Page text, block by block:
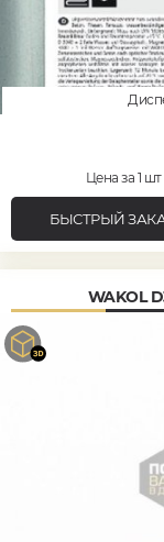
Цена за 1 шт
БЫСТРЫЙ
WAKOL